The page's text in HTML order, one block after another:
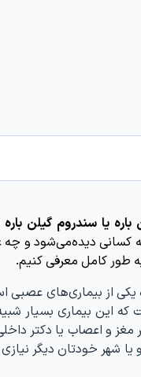
یا سندروم گیلن باره
دیده‌می‌شود و چه
طور کامل معرفی کنیم.
یکی از بیماری‌های
مغز و اعصاب یا دکتر
یا شهر خودتان دیگر